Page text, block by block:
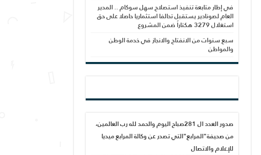
في إطار متابعة تنفيذ استصلاح سهل سوكام .. المدير
العام لصونادير يستقبل تحالفا استثماريا حاصلا على حق
استغلال 3279 هكتاراً ضمن المشروع
سبع سنوات من الانفتاح والانجاز في خدمة الوطن
والمواطن
صدور العدد ال 281صباح اليوم والحمد لله رب العالمين،
من صحيفة"المرابع"التي تصدر عن وكالة المرابع ميديا
للإعلام والاتصال